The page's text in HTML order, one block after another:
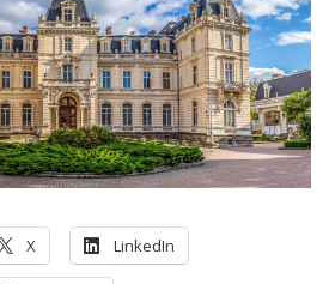
X LinkedIn